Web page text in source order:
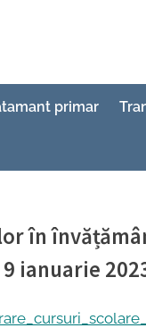
primar
în
ianuarie